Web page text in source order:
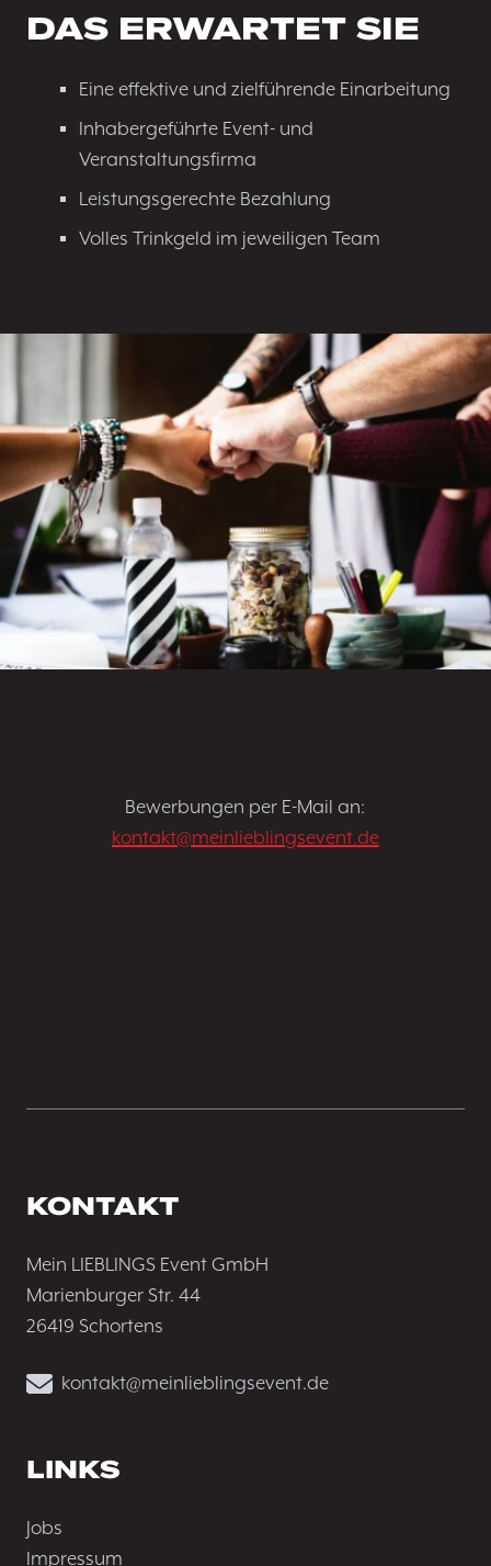
DAS ERWARTET SIE
Eine effektive und zielführende Einarbeitung
Inhabergeführte Event- und
Veranstaltungsfirma
Leistungsgerechte Bezahlung
Volles Trinkgeld im jeweiligen Team
Bewerbungen per E-Mail an:
kontakt@meinlieblingsevent.de
KONTAKT
Mein LIEBLINGS Event GmbH
Marienburger Str. 44
26419 Schortens
kontakt@meinlieblingsevent.de
LINKS
Jobs
Impressum